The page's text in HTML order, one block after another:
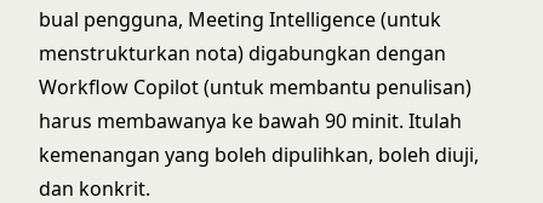
bual pengguna, Meeting Intelligence (untuk
menstrukturkan nota) digabungkan dengan
Workflow Copilot (untuk membantu penulisan)
harus membawanya ke bawah 90 minit. Itulah
kemenangan yang boleh dipulihkan, boleh diuji,
dan konkrit.